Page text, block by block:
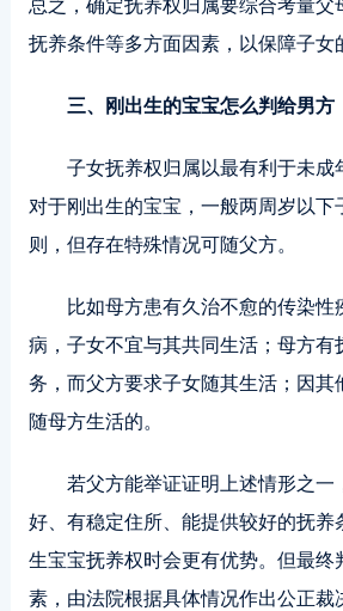
总之，确定抚养权归属要综合考量父
抚养条件等多方面因素，以保障子女
三、刚出生的宝宝怎么判给男方
子女抚养权归属以最有利于未成
对于刚出生的宝宝，一般两周岁以下
则，但存在特殊情况可随父方。
比如母方患有久治不愈的传染性
病，子女不宜与其共同生活；母方有
务，而父方要求子女随其生活；因其
随母方生活的。
若父方能举证证明上述情形之一
好、有稳定住所、能提供较好的抚养
生宝宝抚养权时会更有优势。但最终
素，由法院根据具体情况作出公正裁